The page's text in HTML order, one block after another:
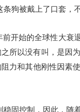
狗被戴上了口套，
始的全球性大衰
所以没有叫，是因
力和其他刚性因素
固控制，因此，随